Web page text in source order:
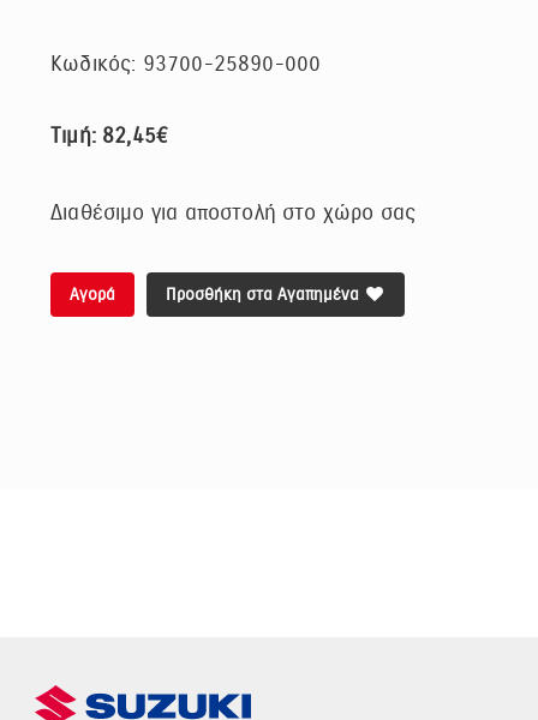
Κωδικός: 93700-25890-000
Τιμή: 82,45€
Διαθέσιμο για αποστολή στο χώρο σας
Αγορά Προσθήκη στα Αγαπημένα